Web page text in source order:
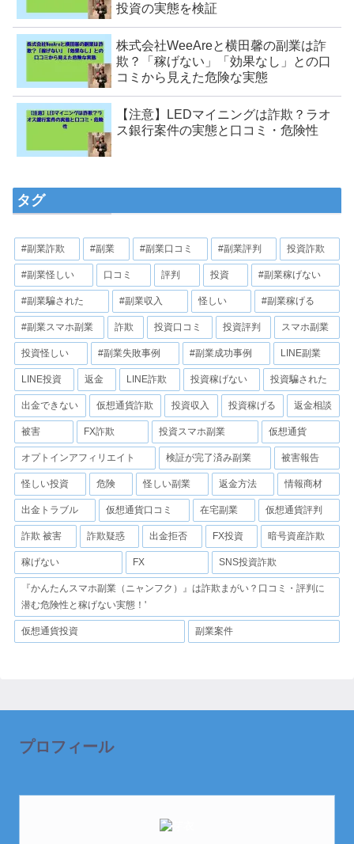
投資の実態を検証
株式会社WeeAreと横田馨の副業は詐
欺？「稼げない」「効果なし」との口
コミから見えた危険な実態
【注意】LEDマイニングは詐欺？ラオ
ス銀行案件の実態と口コミ・危険性
タグ
#副業詐欺 #副業 #副業口コミ #副業評判 投資詐欺
#副業怪しい 口コミ 評判 投資 #副業稼げない
#副業騙された #副業収入 怪しい #副業稼げる
#副業スマホ副業 詐欺 投資口コミ 投資評判 スマホ副業
投資怪しい #副業失敗事例 #副業成功事例 LINE副業
LINE投資 返金 LINE詐欺 投資稼げない 投資騙された
出金できない 仮想通貨詐欺 投資収入 投資稼げる 返金相談
被害 FX詐欺 投資スマホ副業 仮想通貨
オプトインアフィリエイト 検証が完了済み副業 被害報告
怪しい投資 危険 怪しい副業 返金方法 情報商材
出金トラブル 仮想通貨口コミ 在宅副業 仮想通貨評判
詐欺 被害 詐欺疑惑 出金拒否 FX投資 暗号資産詐欺
稼げない FX SNS投資詐欺
『かんたんスマホ副業（ニャンフク）』は詐欺まがい？口コミ・評判に
潜む危険性と稼げない実態！'
仮想通貨投資 副業案件
プロフィール